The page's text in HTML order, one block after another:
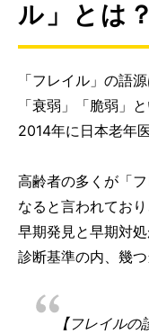
ル」とは？
「フレイル」の語
「衰弱」「脆弱」
2014年に日本老年
高齢者の多くが「
なると言われており
早期発見と早期対
診断基準の内、幾
【フレイルの